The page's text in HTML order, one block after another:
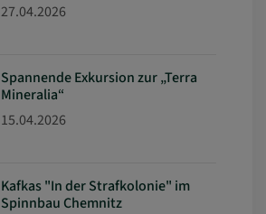
27.04.2026
Spannende Exkursion zur „Terra
Mineralia“
15.04.2026
Kafkas "In der Strafkolonie" im
Spinnbau Chemnitz